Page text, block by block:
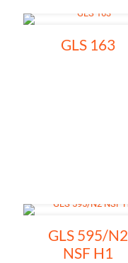
GLS 163
GLS 595/N2
NSF H1